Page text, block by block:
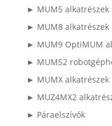
► MUM5 alkatrészek
► MUM8 alkatrészek
► MUM9 OptiMUM
► MUMS2
► MUMX alkatrészek
► MUZ4MX2
► Páraelszívók